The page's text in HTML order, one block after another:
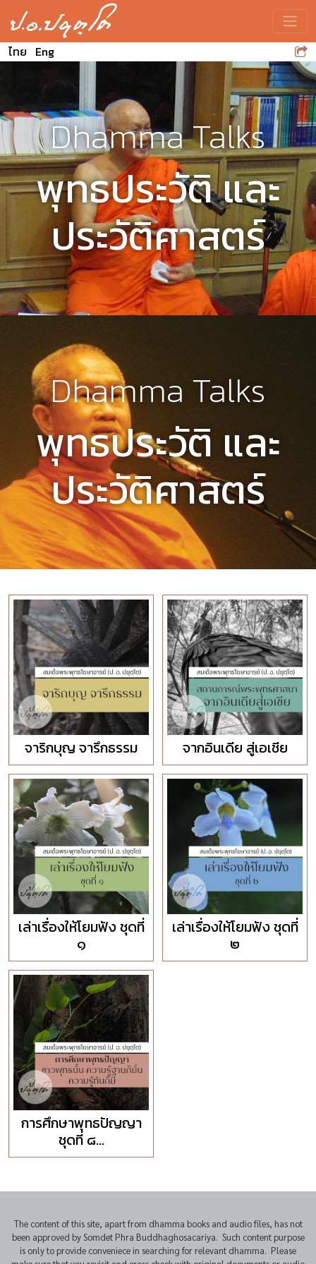
ไทย Eng
Dhamma Talks
พุทธประวัติ และ
ประวัติศาสตร์
Dhamma Talks
พุทธประวัติ และ
ประวัติศาสตร์
จาริกบุญ จารึกธรรม จากอินเดีย สู่เอเชีย
เล่าเรื่องให้โยมฟัง ชุดที่
๑
เล่าเรื่องให้โยมฟัง ชุดที่
๒
การศึกษาพุทธปัญญา
ชุดที่ ๘...
The content of this site, apart from dhamma books and audio files, has not
been approved by Somdet Phra Buddhaghosacariya. Such content purpose
is only to provide conveniece in searching for relevant dhamma. Please